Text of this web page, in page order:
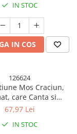
IN STOC
IN COS
126624
Mos Craciun,
care Canta si
cu Saculet, pe Ren,
Rosu
67,97 Lei
IN STOC